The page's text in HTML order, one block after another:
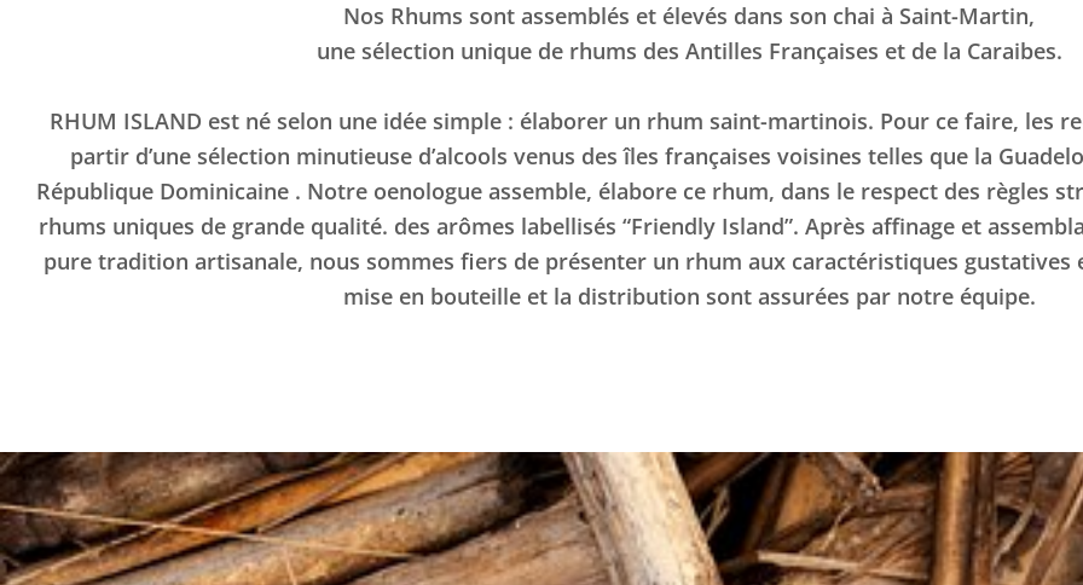
Nos Rhums sont assemblés et élevés dans son chai à Saint-Martin,
une sélection unique de rhums des Antilles Françaises et de la Caraibes.
RHUM ISLAND est né selon une idée simple : élaborer un rhum saint-martinois. Pour ce faire, les
partir d’une sélection minutieuse d’alcools venus des îles françaises voisines telles que la
République Dominicaine . Notre oenologue assemble, élabore ce rhum, dans le respect des règles
rhums uniques de grande qualité. des arômes labellisés “Friendly Island”. Après affinage et
pure tradition artisanale, nous sommes fiers de présenter un rhum aux caractéristiques gustatives
mise en bouteille et la distribution sont assurées par notre équipe.